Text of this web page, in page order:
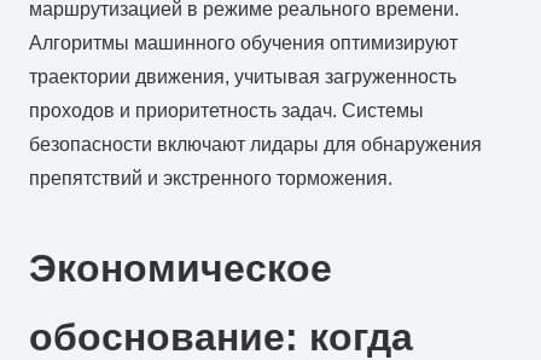
маршрутизацией в режиме реального времени.
Алгоритмы машинного обучения оптимизируют
траектории движения, учитывая загруженность
проходов и приоритетность задач. Системы
безопасности включают лидары для обнаружения
препятствий и экстренного торможения.
Экономическое
обоснование: когда